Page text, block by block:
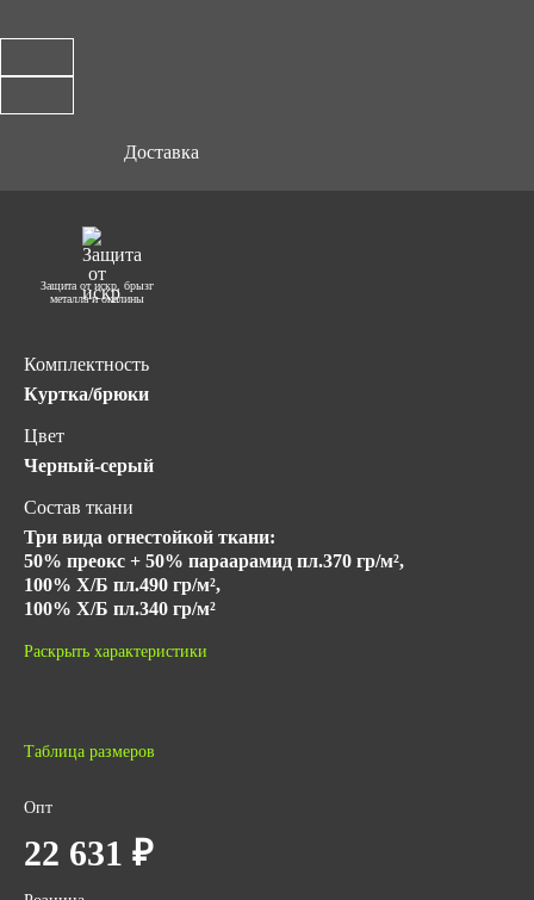
Доставка
Защита от искр, брызг
металла и окалины
Комплектность
Куртка/брюки
Цвет
Черный-серый
Состав ткани
Три вида огнестойкой ткани:
50% преокс + 50% параарамид пл.370 гр/м²,
100% Х/Б пл.490 гр/м²,
100% Х/Б пл.340 гр/м²
Подкладка
3
хранения)
Раскрыть характеристики
Таблица размеров
Опт
22 631 ₽